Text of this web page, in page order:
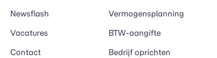
Newsflash
Vacatures
Contact
Vermogensplanning
BTW-aangifte
Bedrijf oprichten